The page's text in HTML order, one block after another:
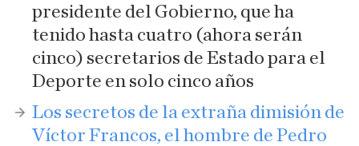
presidente del Gobierno, que ha
tenido hasta cuatro (ahora serán
cinco) secretarios de Estado para el
Deporte en solo cinco años
Los secretos de la extraña dimisión de
Víctor Francos, el hombre de Pedro